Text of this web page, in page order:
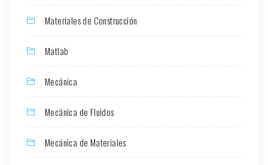
Materiales de Construcción
Matlab
Mecánica
Mecánica de Fluidos
Mecánica de Materiales